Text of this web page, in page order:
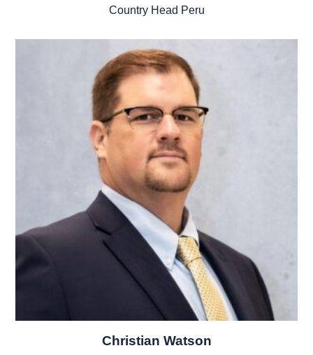
Country Head Peru
Christian Watson